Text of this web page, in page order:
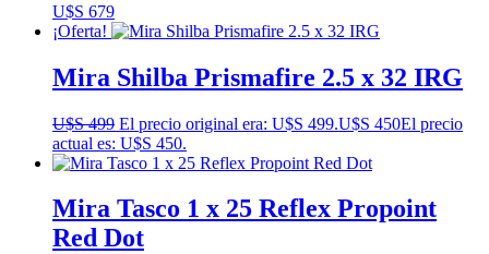
U$S 679
¡Oferta!
Mira Shilba Prismafire 2.5 x 32 IRG
U$S499 El precio original era: U$S 499.U$S 450El precio
actual es: U$S 450.
Mira Tasco 1 x 25 Reflex Propoint
Red Dot